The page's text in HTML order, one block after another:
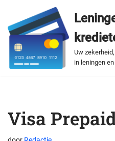
Spring
naar
de
inhoud
Uw
in leningen
Visa